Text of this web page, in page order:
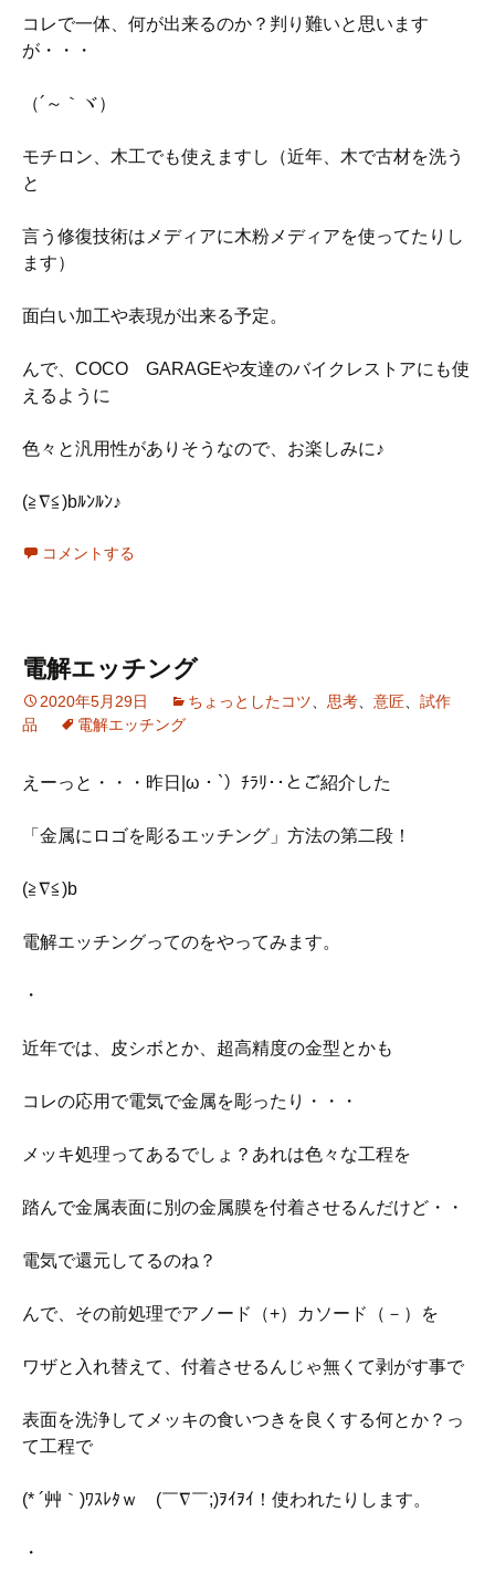
コレで一体、何が出来るのか？判り難いと思います
が・・・
（´～｀ヾ）
モチロン、木工でも使えますし（近年、木で古材を洗う
と
言う修復技術はメディアに木粉メディアを使ってたりし
ます）
面白い加工や表現が出来る予定。
んで、COCO GARAGEや友達のバイクレストアにも使
えるように
色々と汎用性がありそうなので、お楽しみに♪
(≧∇≦)bﾙﾝﾙﾝ♪
コメントする
電解エッチング
2020年5月29日 ちょっとしたコツ 思考 意匠
試作
品
電解エッチング
えーっと・・・昨日|ω・`）ﾁﾗﾘ･･とご紹介した
「金属にロゴを彫るエッチング」方法の第二段！
(≧∇≦)b
電解エッチングってのをやってみます。
・
近年では、皮シボとか、超高精度の金型とかも
コレの応用で電気で金属を彫ったり・・・
メッキ処理ってあるでしょ？あれは色々な工程を
踏んで金属表面に別の金属膜を付着させるんだけど・・
電気で還元してるのね？
んで、その前処理でアノード（+）カソード（－）を
ワザと入れ替えて、付着させるんじゃ無くて剥がす事で
表面を洗浄してメッキの食いつきを良くする何とか？っ
て工程で
(* ´艸｀)ﾜｽﾚﾀｗゞ(￣∇￣;)ｦｲｦｲ！使われたりします。
・